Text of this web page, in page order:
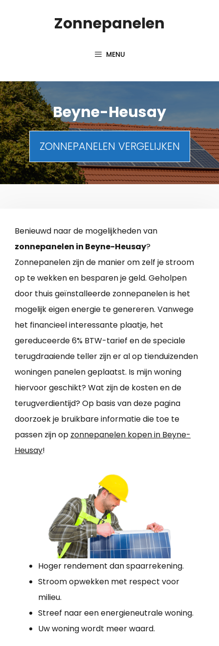
Zonnepanelen
MENU
Beyne-Heusay
ZONNEPANELEN VERGELIJKEN
Benieuwd naar de mogelijkheden van
zonnepanelen in Beyne-Heusay?
Zonnepanelen zijn de manier om zelf je stroom
op te wekken en besparen je geld. Geholpen
door thuis geïnstalleerde zonnepanelen is het
mogelijk eigen energie te genereren. Vanwege
het financieel interessante plaatje, het
gereduceerde 6% BTW-tarief en de speciale
terugdraaiende teller zijn er al op tienduizenden
woningen panelen geplaatst. Is mijn woning
hiervoor geschikt? Wat zijn de kosten en de
terugverdientijd? Op basis van deze pagina
doorzoek je bruikbare informatie die toe te
passen zijn op zonnepanelen kopen in Beyne-
Heusay!
Hoger rendement dan spaarrekening.
Stroom opwekken met respect voor
milieu.
Streef naar een energieneutrale woning.
Uw woning wordt meer waard.